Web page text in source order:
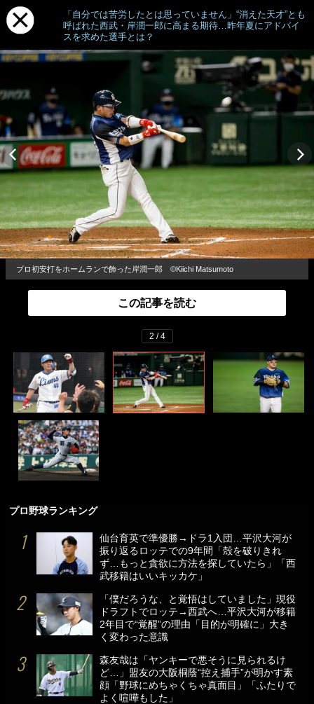
「自分では苦労したとは思っていません」“消えた天才”とも
呼ばれた西武・岸潤一郎に高まる期待…昨年夏にアドバイ
スを求めた選手とは？
プロ初安打をホームランで飾った岸潤一郎 ©︎Kiichi Matsumoto
この記事を読む
2 / 4
プロ野球ランキング
仙台育英で準優勝→ドラ1入団…平沢大河が
振り返るロッテでの9年間「殻を破りきれ
ず…もっと貪欲に方法を探していたら」「西
武移籍はいいキッカケ」
「僕だろうな、と覚悟はしていました」現役
ドラフトでロッテ→西武へ…平沢大河が移籍
2年目で“覚醒”の理由「目的が明確に」大き
く変わった意識
森友哉は「ヤンキーで悪そうに見られるけ
ど…」盟友の大阪桐蔭“控え捕手”が明かす素
顔「野球にめちゃくちゃ真面目」「ふたりで
よく喧嘩もした」